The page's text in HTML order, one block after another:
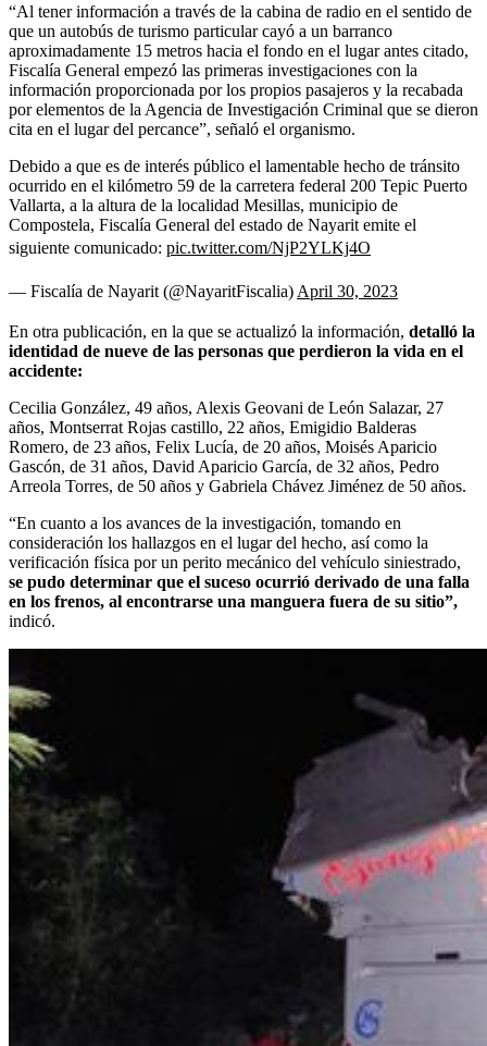
“Al tener información a través de la cabina de radio en el sentido de
que un autobús de turismo particular cayó a un barranco
aproximadamente 15 metros hacia el fondo en el lugar antes citado,
Fiscalía General empezó las primeras investigaciones con la
información proporcionada por los propios pasajeros y la recabada
por elementos de la Agencia de Investigación Criminal que se dieron
cita en el lugar del percance”, señaló el organismo.
Debido a que es de interés público el lamentable hecho de tránsito
ocurrido en el kilómetro 59 de la carretera federal 200 Tepic Puerto
Vallarta, a la altura de la localidad Mesillas, municipio de
Compostela, Fiscalía General del estado de Nayarit emite el
siguiente comunicado: pic.twitter.com/NjP2YLKj4O
— Fiscalía de Nayarit (@NayaritFiscalia) April 30, 2023
En otra publicación, en la que se actualizó la información, detalló la
identidad de nueve de las personas que perdieron la vida en el
accidente:
Cecilia González, 49 años, Alexis Geovani de León Salazar, 27
años, Montserrat Rojas castillo, 22 años, Emigidio Balderas
Romero, de 23 años, Felix Lucía, de 20 años, Moisés Aparicio
Gascón, de 31 años, David Aparicio García, de 32 años, Pedro
Arreola Torres, de 50 años y Gabriela Chávez Jiménez de 50 años.
“En cuanto a los avances de la investigación, tomando en
consideración los hallazgos en el lugar del hecho, así como la
verificación física por un perito mecánico del vehículo siniestrado,
se pudo determinar que el suceso ocurrió derivado de una falla
en los frenos, al encontrarse una manguera fuera de su sitio”,
indicó.